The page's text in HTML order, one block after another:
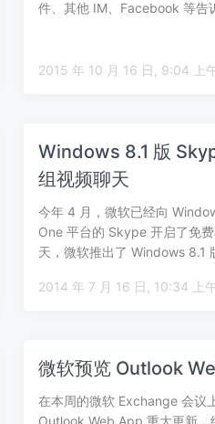
件、其他 IM、Facebook 等告
2015 年 10 月 16 日, 9:04
Windows 8.1 版
组视频聊天
今年 4 月，微软已经向
One 平台的 Skype 开启了免
天，微软推出了 Windows 8.1
2014 年 7 月 16 日, 10:34 上
微软预览 Outlook
在本周的微软 Exchange 会议
Outlook Web App 重大更新，